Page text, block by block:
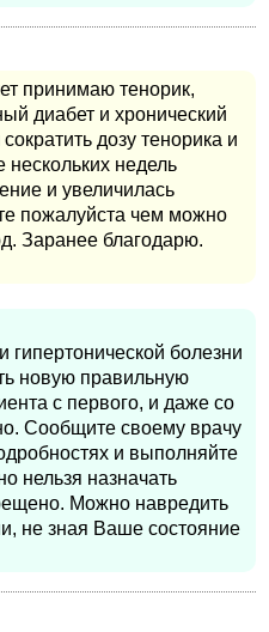
принимаю тенорик,
диабет и хронический
дозу тенорика и
нескольких недель
и увеличилась
пожалуйста чем можно
Заранее благодарю.
гипертонической болезни
новую правильную
с первого, и даже со
Сообщите своему врачу
и выполняйте
нельзя назначать
Можно навредить
не зная Ваше состояние